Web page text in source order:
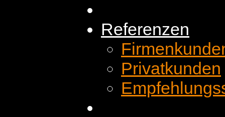
Referenzen
Privatkunden